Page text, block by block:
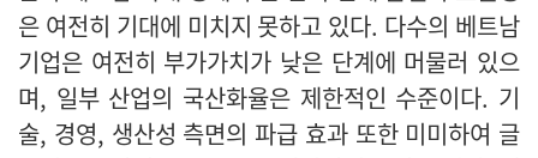
은 여전히 기대에 미치지 못하고 있다. 다수의 베트남
기업은 여전히 부가가치가 낮은 단계에 머물러 있으
며, 일부 산업의 국산화율은 제한적인 수준이다. 기
술, 경영, 생산성 측면의 파급 효과 또한 미미하여 글